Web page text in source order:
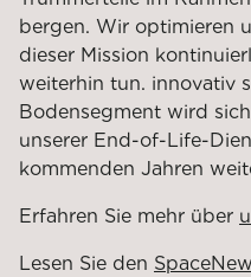
bergen. Wir optimieren
dieser Mission
weiterhin tun. innovativ
Bodensegment wird
unserer End-of-Life-
kommenden Jahren
Erfahren Sie mehr über
Lesen Sie den